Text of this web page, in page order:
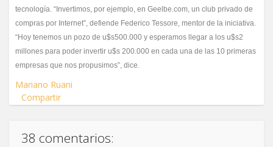
tecnología. “Invertimos, por ejemplo, en Geelbe.com, un club privado de
compras por Internet”, defiende Federico Tessore, mentor de la iniciativa.
“Hoy tenemos un pozo de u$s500.000 y esperamos llegar a los u$s2
millones para poder invertir u$s 200.000 en cada una de las 10 primeras
empresas que nos propusimos”, dice.
Mariano Ruani
Compartir
38 comentarios: